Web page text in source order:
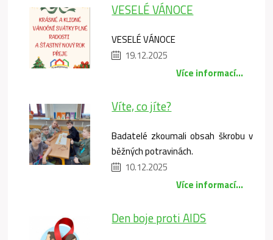
VESELÉ VÁNOCE
VESELÉ VÁNOCE
19.12.2025
Více informací...
Víte, co jíte?
Badatelé zkoumali obsah škrobu v
běžných potravinách.
10.12.2025
Více informací...
Den boje proti AIDS